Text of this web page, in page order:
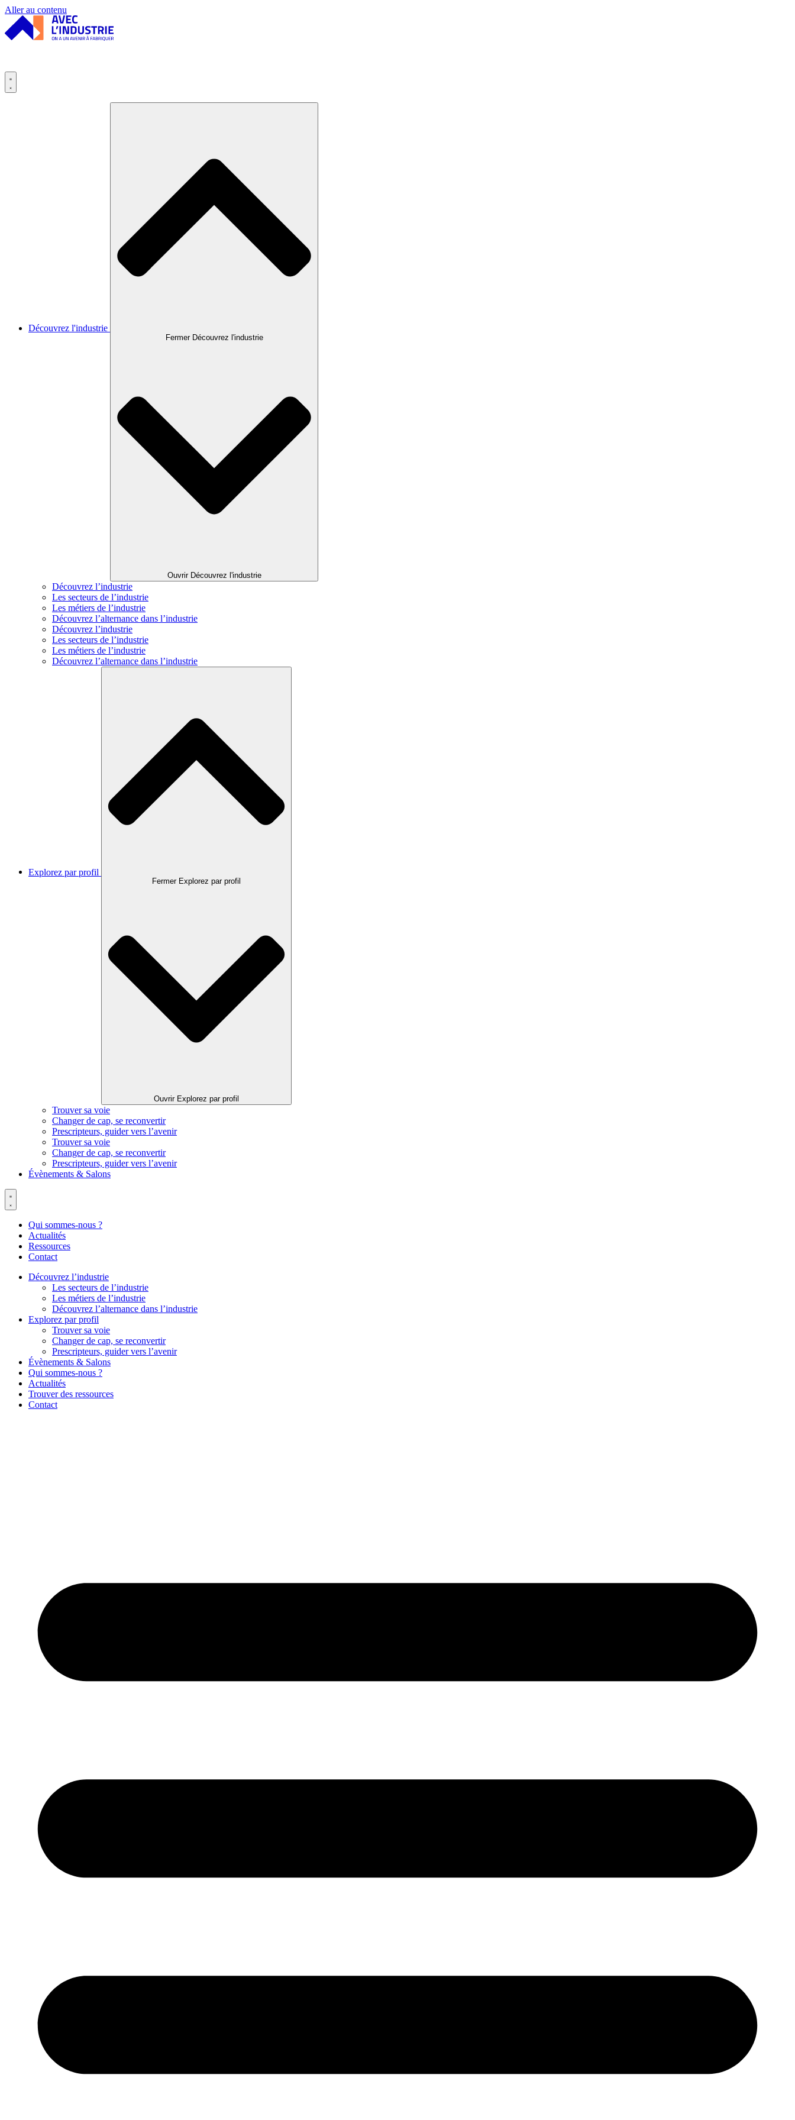
Panneau de gestion des cookies
Aller au contenu
Découvrez l'industrie
Fermer Découvrez l'industrie
Ouvrir Découvrez l'industrie
Découvrez l’industrie
Les secteurs de l’industrie
Les métiers de l’industrie
Découvrez l’alternance dans l’industrie
Découvrez l’industrie
Les secteurs de l’industrie
Les métiers de l’industrie
Découvrez l’alternance dans l’industrie
Explorez par profil
Fermer Explorez par profil
Ouvrir Explorez par profil
Trouver sa voie
Changer de cap, se reconvertir
Prescripteurs, guider vers l’avenir
Trouver sa voie
Changer de cap, se reconvertir
Prescripteurs, guider vers l’avenir
Évènements & Salons
Qui sommes-nous ?
Actualités
Ressources
Contact
Découvrez l’industrie
Les secteurs de l’industrie
Les métiers de l’industrie
Découvrez l’alternance dans l’industrie
Explorez par profil
Trouver sa voie
Changer de cap, se reconvertir
Prescripteurs, guider vers l’avenir
Évènements & Salons
Qui sommes-nous ?
Actualités
Trouver des ressources
Contact